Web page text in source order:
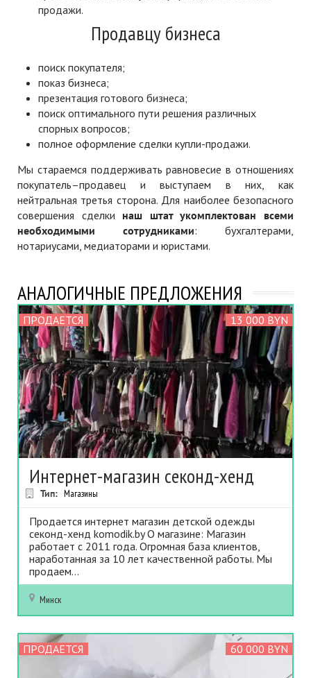
продажи.
Продавцу бизнеса
поиск покупателя;
показ бизнеса;
презентация готового бизнеса;
поиск оптимального пути решения различных
спорных вопросов;
полное оформление сделки купли-продажи.
Мы стараемся поддерживать равновесие в отношениях
покупатель–продавец и выступаем в них, как
нейтральная третья сторона. Для наиболее безопасного
совершения сделки наш штат укомплектован всеми
необходимыми сотрудниками: бухгалтерами,
нотариусами, медиаторами и юристами.
АНАЛОГИЧНЫЕ ПРЕДЛОЖЕНИЯ
ПРОДАЕТСЯ 13 000 BYN
Интернет-магазин секонд-хенд
Тип: Магазины
Продается интернет магазин детской одежды
секонд-хенд komodik.by О магазине: Магазин
работает с 2011 года. Огромная база клиентов,
наработанная за 10 лет качественной работы. Мы
продаем...
Минск
ПРОДАЕТСЯ 60 000 BYN